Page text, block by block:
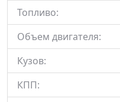
Топливо:
Объем двигателя:
Кузов:
КПП: